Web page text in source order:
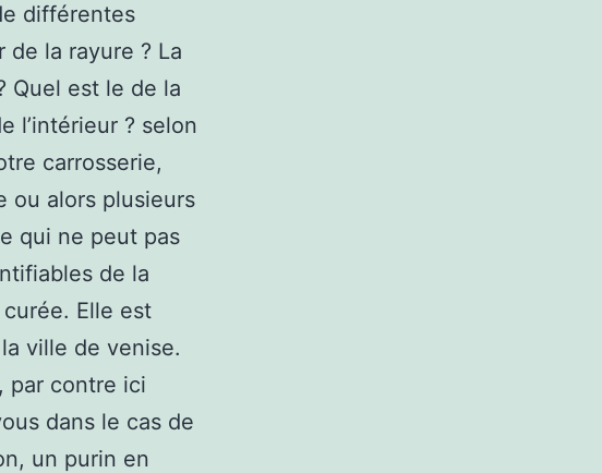
différentes
de la rayure ? La
Quel est le de la
l’intérieur ? selon
carrosserie,
ou alors plusieurs
qui ne peut pas
de la
Elle est
ville de venise.
par contre ici
dans le cas de
un purin en